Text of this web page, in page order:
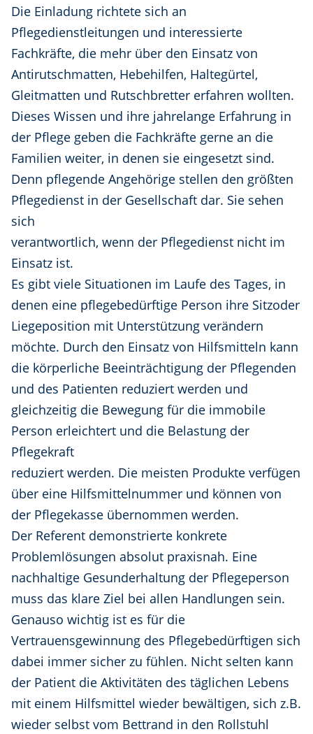
Die Einladung richtete sich an
Pflegedienstleitungen und interessierte
Fachkräfte, die mehr über den Einsatz von
Antirutschmatten, Hebehilfen, Haltegürtel,
Gleitmatten und Rutschbretter erfahren wollten.
Dieses Wissen und ihre jahrelange Erfahrung in
der Pflege geben die Fachkräfte gerne an die
Familien weiter, in denen sie eingesetzt sind.
Denn pflegende Angehörige stellen den größten
Pflegedienst in der Gesellschaft dar. Sie sehen
sich
verantwortlich, wenn der Pflegedienst nicht im
Einsatz ist.
Es gibt viele Situationen im Laufe des Tages, in
denen eine pflegebedürftige Person ihre Sitzoder
Liegeposition mit Unterstützung verändern
möchte. Durch den Einsatz von Hilfsmitteln kann
die körperliche Beeinträchtigung der Pflegenden
und des Patienten reduziert werden und
gleichzeitig die Bewegung für die immobile
Person erleichtert und die Belastung der
Pflegekraft
reduziert werden. Die meisten Produkte verfügen
über eine Hilfsmittelnummer und können von
der Pflegekasse übernommen werden.
Der Referent demonstrierte konkrete
Problemlösungen absolut praxisnah. Eine
nachhaltige Gesunderhaltung der Pflegeperson
muss das klare Ziel bei allen Handlungen sein.
Genauso wichtig ist es für die
Vertrauensgewinnung des Pflegebedürftigen sich
dabei immer sicher zu fühlen. Nicht selten kann
der Patient die Aktivitäten des täglichen Lebens
mit einem Hilfsmittel wieder bewältigen, sich z.B.
wieder selbst vom Bettrand in den Rollstuhl